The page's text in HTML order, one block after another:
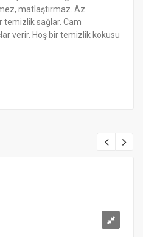
matlaştırmaz. Az
temizlik sağlar. Cam
verir. Hoş bir temizlik kokusu